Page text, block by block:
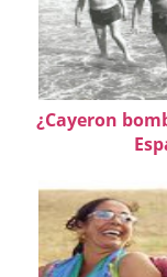
¿Cayeron